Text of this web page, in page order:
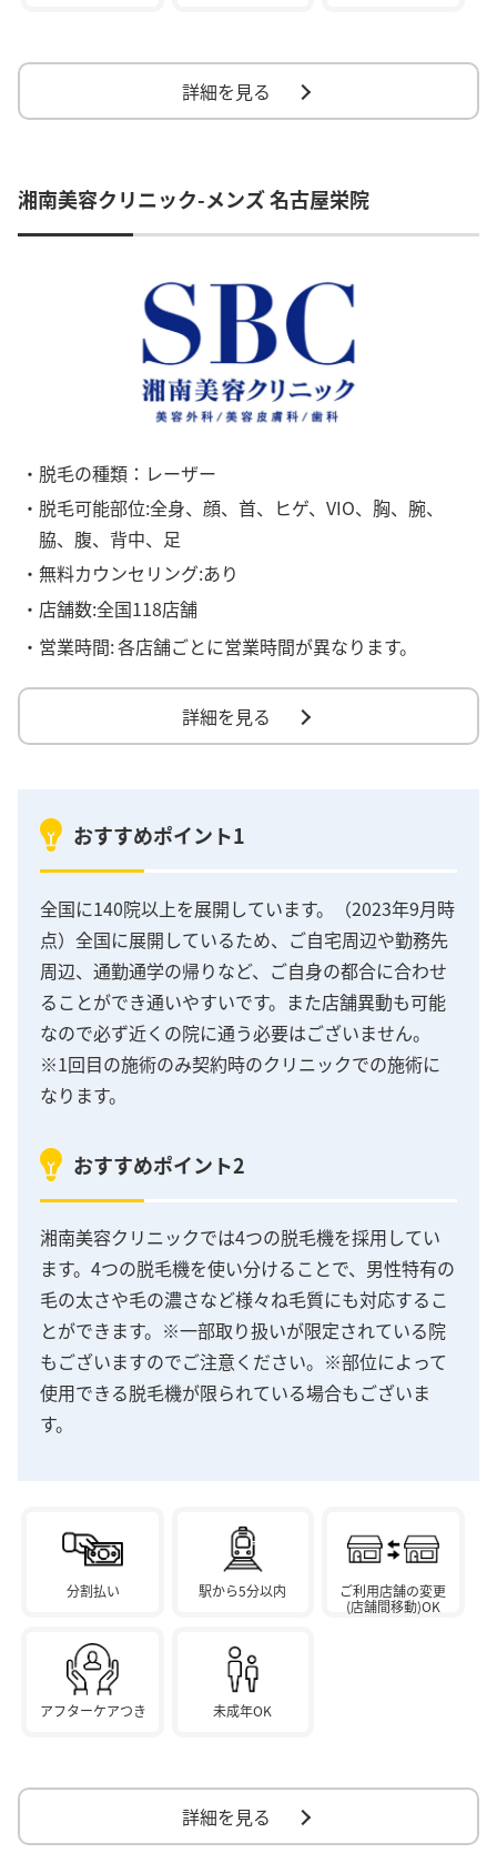
詳細を見る
湘南美容クリニック-メンズ 名古屋栄院
・脱毛の種類：レーザー
・脱毛可能部位:全身、顔、首、ヒゲ、VIO、胸、腕、
脇、腹、背中、足
・無料カウンセリング:あり
・店舗数:全国118店舗
・営業時間:各店舗ごとに営業時間が異なります。
詳細を見る
おすすめポイント1
全国に140院以上を展開しています。（2023年9月時
点）全国に展開しているため、ご自宅周辺や勤務先
周辺、通勤通学の帰りなど、ご自身の都合に合わせ
ることができ通いやすいです。また店舗異動も可能
なので必ず近くの院に通う必要はございません。
※1回目の施術のみ契約時のクリニックでの施術に
なります。
おすすめポイント2
湘南美容クリニックでは4つの脱毛機を採用してい
ます。4つの脱毛機を使い分けることで、男性特有の
毛の太さや毛の濃さなど様々ね毛質にも対応するこ
とができます。※一部取り扱いが限定されている院
もございますのでご注意ください。※部位によって
使用できる脱毛機が限られている場合もございま
す。
分割払い 駅から5分以内
ご利用店舗の変更
(店舗間移動)OK
アフターケアつき 未成年OK
詳細を見る